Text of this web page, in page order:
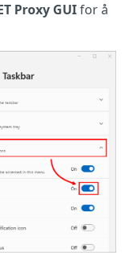
Proxy GUIfor å